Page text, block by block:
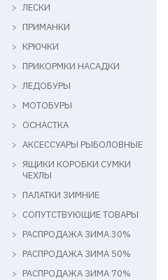
ЛЕСКИ
ПРИМАНКИ
КРЮЧКИ
ПРИКОРМКИ НАСАДКИ
ЛЕДОБУРЫ
МОТОБУРЫ
ОСНАСТКА
АКСЕССУАРЫ РЫБОЛОВНЫЕ
ЯЩИКИ КОРОБКИ СУМКИ
ЧЕХЛЫ
ПАЛАТКИ ЗИМНИЕ
СОПУТСТВУЮЩИЕ ТОВАРЫ
РАСПРОДАЖА ЗИМА 30%
РАСПРОДАЖА ЗИМА 50%
РАСПРОДАЖА ЗИМА 70%